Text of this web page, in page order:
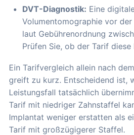
DVT-Diagnostik: Eine
Volumentomographie vor
laut Gebührenordnung
Prüfen Sie, ob der Tarif
Ein Tarifvergleich allein nach
greift zu kurz. Entscheidend ist,
Leistungsfall tatsächlich
Tarif mit niedriger Zahnstaffel
Implantat weniger erstatten als
Tarif mit großzügigerer Staffel.